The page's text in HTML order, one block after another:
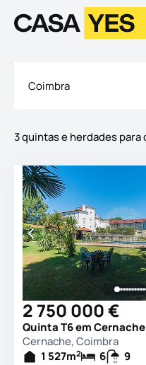
LogoIr para a homepage
3 quintas e herdades
Imóveis
Lista de Imóveis
2 750 000 €
Quinta T6 em
Cernache, Coimbra
1 527m2 6
9